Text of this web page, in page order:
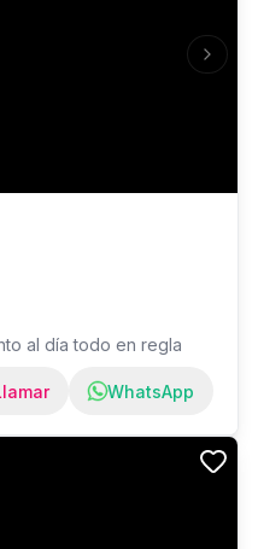
Next
al día todo en regla
WhatsApp